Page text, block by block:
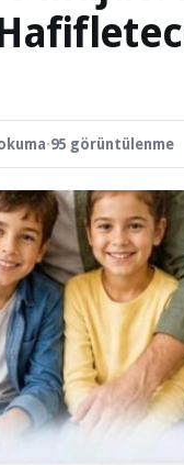
·95 görüntülenme